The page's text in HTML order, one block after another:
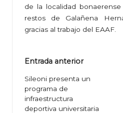
de la localidad
restos de Galañena
gracias al trabajo del EAAF.
Navegación
de
entradas
Entrada anterior
Sileoni presenta un
programa de
infraestructura
deportiva universitaria